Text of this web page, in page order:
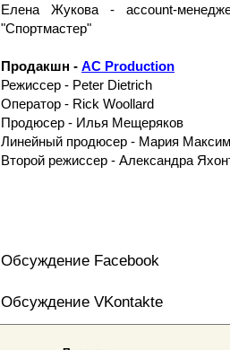
Елена Жукова - account-
"Спортмастер"
Продакшн - AC Production
Режиссер - Peter Dietrich
Оператор - Rick Woollard
Продюсер - Илья Мещеряков
Линейный продюсер - Мария
Второй режиссер - Александра
Обсуждение Facebook
Обсуждение VKontakte